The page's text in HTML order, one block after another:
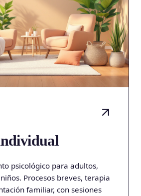
psicológico para adultos,
Procesos breves, terapia
familiar, con sesiones